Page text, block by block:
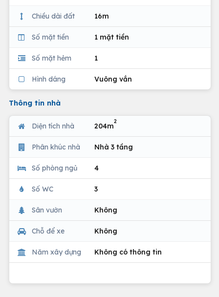
Chiều dài đất 16m
Số mặt tiền 1 mặt tiền
Số mặt hẻm 1
Hình dáng Vuông vắn
Thông tin nhà
Diện tích nhà 204m
2
Phân khúc nhà Nhà 3 tầng
Số phòng ngủ 4
Số WC 3
Sân vườn Không
Chỗ để xe Không
Năm xây dựng Không có thông tin